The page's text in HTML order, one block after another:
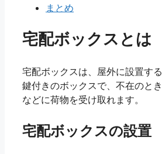
まとめ
宅配ボックスとは
宅配ボックスは、屋外に設置する
鍵付きのボックスで、不在のとき
などに荷物を受け取れます。
宅配ボックスの設置